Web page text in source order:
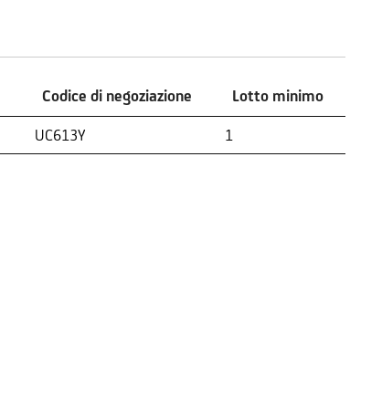
Codice di negoziazione
Lotto minimo
Codice di negoziazione
UC613Y 1